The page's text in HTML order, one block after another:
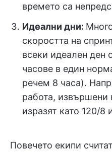
времето са
Идеални дни:
скоростта на
всеки идеален ден
часове в един
речем 8 часа).
работа, извършени
изразят като 120/8
Повечето екипи